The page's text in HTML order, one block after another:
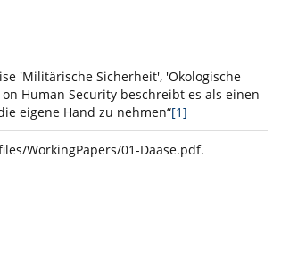
'Militärische Sicherheit', 'Ökologische
Human Security beschreibt es als einen
eigene Hand zu nehmen“[1]
WorkingPapers/01-Daase.pdf.